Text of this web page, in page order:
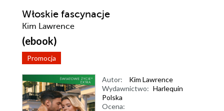
Włoskie fascynacje
Kim Lawrence
(ebook)
Promocja
Autor:
Kim Lawrence
Wydawnictwo: Harlequin
Polska
Ocena: